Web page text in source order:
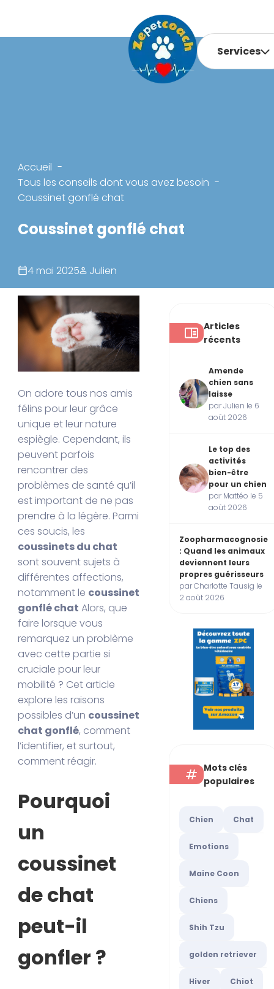
Services
Accueil
Tous les conseils dont vous avez besoin
Coussinet gonflé chat
Coussinet gonflé chat
4 mai 2025 Julien
On adore tous nos amis
félins pour leur grâce
unique et leur nature
espiègle. Cependant, ils
peuvent parfois
rencontrer des
problèmes de santé qu’il
est important de ne pas
prendre à la légère. Parmi
ces soucis, les
coussinets du chat
sont souvent sujets à
différentes affections,
notamment le coussinet
gonflé chat Alors, que
faire lorsque vous
remarquez un problème
avec cette partie si
cruciale pour leur
mobilité ? Cet article
explore les raisons
possibles d’un coussinet
chat gonflé, comment
l’identifier, et surtout,
comment réagir.
Pourquoi
un
coussinet
de chat
peut-il
gonfler ?
Articles
récents
Amende
chien sans
laisse
par Julien le 6
août 2026
Le top des
activités
bien-être
pour un chien
par Mattéo le 5
août 2026
Zoopharmacognosie
: Quand les animaux
deviennent leurs
propres guérisseurs
par Charlotte Tausig le
2 août 2026
Mots clés
populaires
Chien Chat
Emotions
Maine Coon
Chiens
Shih Tzu
golden retriever
Hiver Chiot